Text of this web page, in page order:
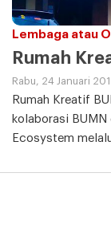
Lembaga atau
Rumah
Rabu, 24 Januari
Rumah Kreatif
kolaborasi
Ecosystem